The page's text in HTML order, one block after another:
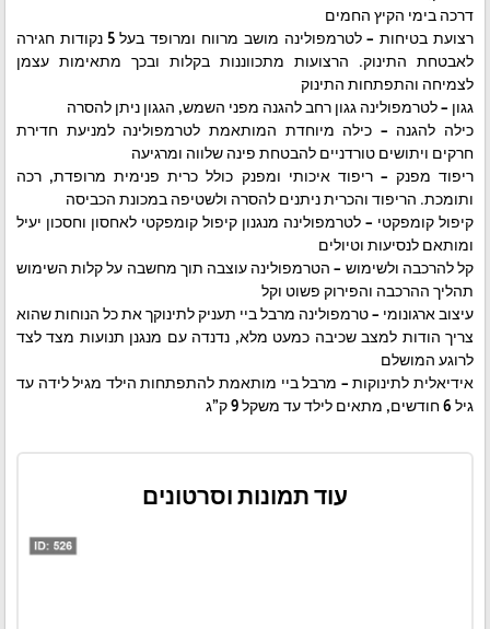
דרכה בימי הקיץ החמים
רצועת בטיחות – לטרמפולינה מושב מרווח ומרופד בעל 5 נקודות חגירה
לאבטחת התינוק. הרצועות מתכווננות בקלות ובכך מתאימות עצמן
לצמיחה והתפתחות התינוק
גגון – לטרמפולינה גגון רחב להגנה מפני השמש, הגגון ניתן להסרה
כילה להגנה – כילה מיוחדת המותאמת לטרמפולינה למניעת חדירת
חרקים ויתושים טורדניים להבטחת פינה שלווה ומרגיעה
ריפוד מפנק – ריפוד איכותי ומפנק כולל כרית פנימית מרופדת, רכה
ותומכת. הריפוד והכרית ניתנים להסרה ולשטיפה במכונת הכביסה
קיפול קומפקטי – לטרמפולינה מנגנון קיפול קומפקטי לאחסון וחסכון יעיל
ומותאם לנסיעות וטיולים
קל להרכבה ולשימוש – הטרמפולינה עוצבה תוך מחשבה על קלות השימוש
תהליך ההרכבה והפירוק פשוט וקל
עיצוב ארגונומי – טרמפולינה מרבל ביי תעניק לתינוקך את כל הנוחות שהוא
צריך הודות למצב שכיבה כמעט מלא, נדנדה עם מנגנן תנועות מצד לצד
לרוגע המושלם
אידיאלית לתינוקות – מרבל ביי מותאמת להתפתחות הילד מגיל לידה עד
גיל 6 חודשים, מתאים לילד עד משקל 9 ק”ג
עוד תמונות וסרטונים